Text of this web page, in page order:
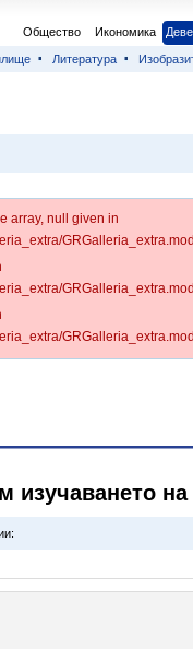
Общество Икономика
Литература
array, null given in
изучаването на